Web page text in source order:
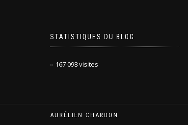
STATISTIQUES DU BLOG
167 098 visites
AURÉLIEN CHARDON